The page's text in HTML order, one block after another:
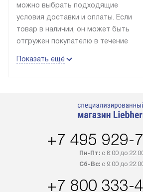
можно выбрать подходящие
условия доставки и оплаты. Если
товар в наличии, он может быть
отгружен покупателю в течение
лейблом доставляется бесплатно
Показать ещё
+7 495 929-
Пн-Пт:с 8:00 до
Сб-Вс:с 9:00 до
+7 800 333-